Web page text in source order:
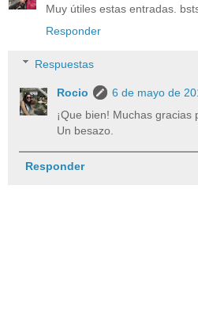
Muy útiles estas entradas.
Responder
Respuestas
Rocio
6 de mayo de
¡Que bien! Muchas gracias
Un besazo.
Responder